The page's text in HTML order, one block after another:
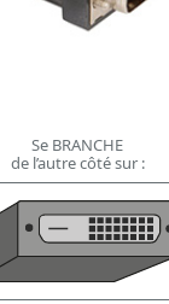
Se BRANCHE
de l’autre côté sur :